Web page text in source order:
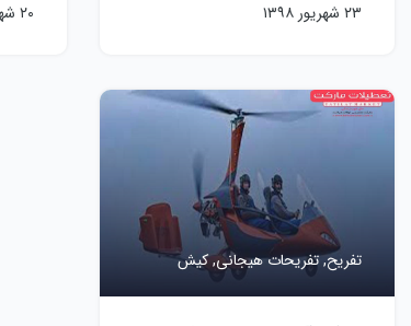
۲۳ شهریور ۱۳۹۸ ۲۰ شهریور ۱۳۹۸
تفریح,تفریحات هیجانی,کیش